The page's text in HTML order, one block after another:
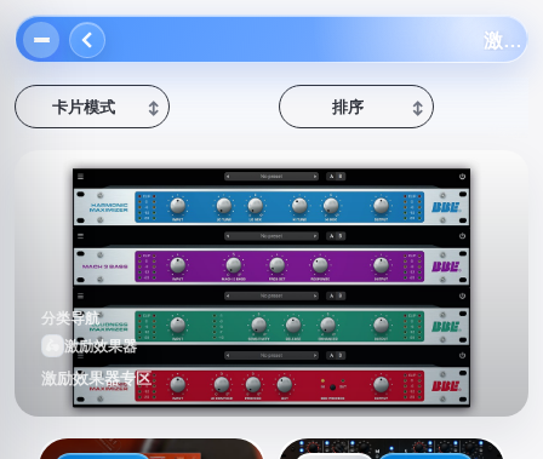
卡片模式 ↕ 排序 ↕
分类导航
激励效果器
激励效果器专区
激励效果器